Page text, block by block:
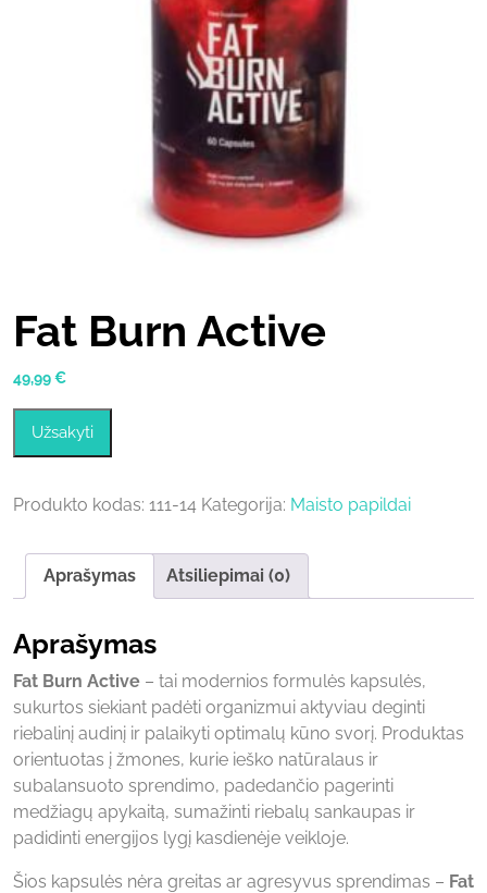
Fat Burn Active
49,99€
Užsakyti
Produkto kodas: 111-14 Kategorija: Maisto papildai
Aprašymas Atsiliepimai (0)
Aprašymas
Fat Burn Active – tai modernios formulės kapsulės,
sukurtos siekiant padėti organizmui aktyviau deginti
riebalinį audinį ir palaikyti optimalų kūno svorį. Produktas
orientuotas į žmones, kurie ieško natūralaus ir
subalansuoto sprendimo, padedančio pagerinti
medžiagų apykaitą, sumažinti riebalų sankaupas ir
padidinti energijos lygį kasdienėje veikloje.
Šios kapsulės nėra greitas ar agresyvus sprendimas – Fat